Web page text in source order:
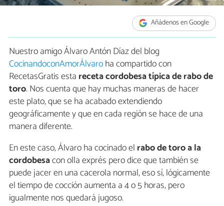
Añádenos en Google
Nuestro amigo Álvaro Antón Díaz del blog
CocinandoconAmorÁlvaroha compartido con
RecetasGratis esta receta cordobesa típica de rabo de
toro. Nos cuenta que hay muchas maneras de hacer
este plato, que se ha acabado extendiendo
geográficamente y que en cada región se hace de una
manera diferente.
En este caso, Álvaro ha cocinado el rabo de toro a la
cordobesacon olla exprés pero dice que también se
puede jacer en una cacerola normal, eso sí, lógicamente
el tiempo de cocción aumenta a 4 o 5 horas, pero
igualmente nos quedará jugoso.